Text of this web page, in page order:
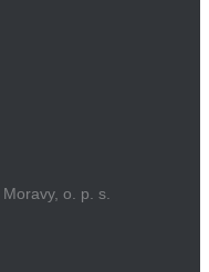
o. p. s.